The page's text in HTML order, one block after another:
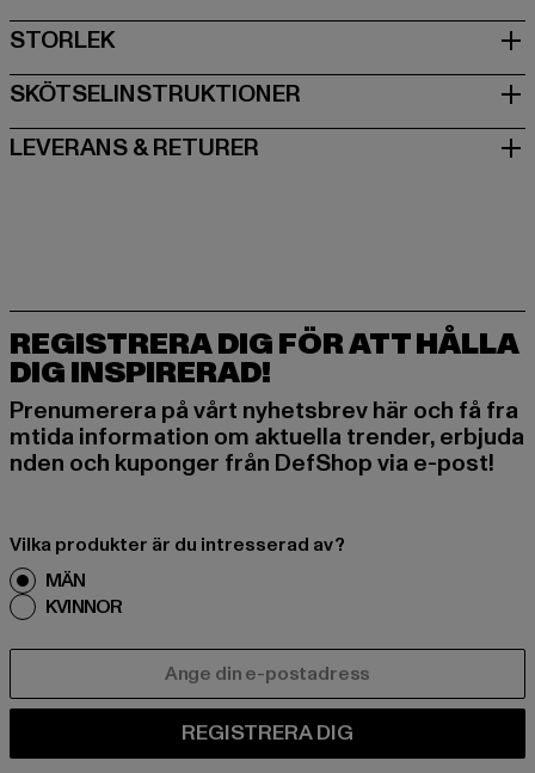
STORLEK
SKÖTSELINSTRUKTIONER
LEVERANS & RETURER
REGISTRERA DIG FÖR ATT HÅLLA
DIG INSPIRERAD!
Prenumerera på vårt nyhetsbrev här och få fra
mtida information om aktuella trender, erbjuda
nden och kuponger från DefShop via e-post!
Vilka produkter är du intresserad av?
MÄN
KVINNOR
REGISTRERA DIG